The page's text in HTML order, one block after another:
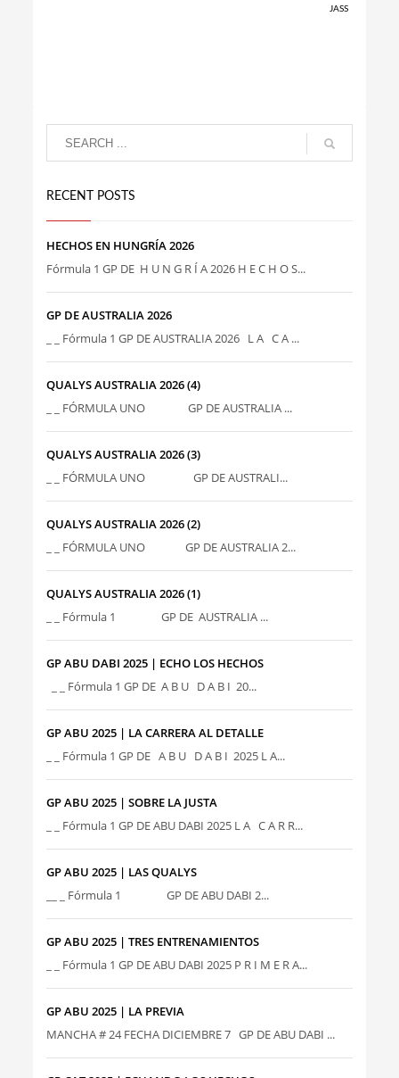
JASS
RECENT POSTS
HECHOS EN HUNGRÍA 2026
Fórmula 1 GP DE H U N G R Í A 2026 H E C H O S...
GP DE AUSTRALIA 2026
_ _ Fórmula 1 GP DE AUSTRALIA 2026 L A C A ...
QUALYS AUSTRALIA 2026 (4)
_ _ FÓRMULA UNO GP DE AUSTRALIA ...
QUALYS AUSTRALIA 2026 (3)
_ _ FÓRMULA UNO GP DE AUSTRALI...
QUALYS AUSTRALIA 2026 (2)
_ _ FÓRMULA UNO GP DE AUSTRALIA 2...
QUALYS AUSTRALIA 2026 (1)
_ _ Fórmula 1 GP DE AUSTRALIA ...
GP ABU DABI 2025 | ECHO LOS HECHOS
_ _ Fórmula 1 GP DE A B U D A B I 20...
GP ABU 2025 | LA CARRERA AL DETALLE
_ _ Fórmula 1 GP DE A B U D A B I 2025 L A...
GP ABU 2025 | SOBRE LA JUSTA
_ _ Fórmula 1 GP DE ABU DABI 2025 L A C A R R...
GP ABU 2025 | LAS QUALYS
__ _ Fórmula 1 GP DE ABU DABI 2...
GP ABU 2025 | TRES ENTRENAMIENTOS
_ _ Fórmula 1 GP DE ABU DABI 2025 P R I M E R A...
GP ABU 2025 | LA PREVIA
MANCHA # 24 FECHA DICIEMBRE 7 GP DE ABU DABI ...